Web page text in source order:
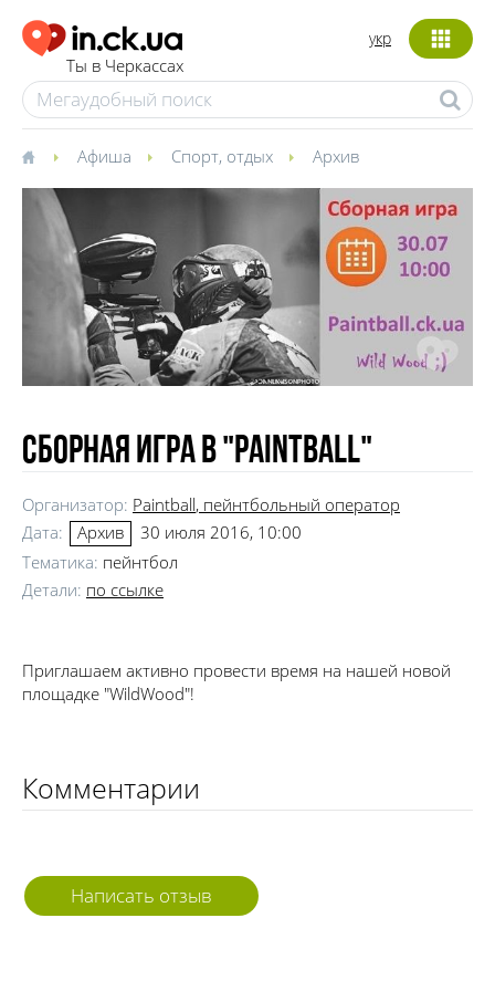
Ты в Черкассах
укр
Афиша Спорт, отдых Архив
Сборная игра в "Paintball"
Организатор: Paintball, пейнтбольный оператор
Дата:
Архив
30 июля 2016, 10:00
Тематика: пейнтбол
Детали: по ссылке
Приглашаем активно провести время на нашей новой
площадке "WildWood"!
Комментарии
Написать отзыв